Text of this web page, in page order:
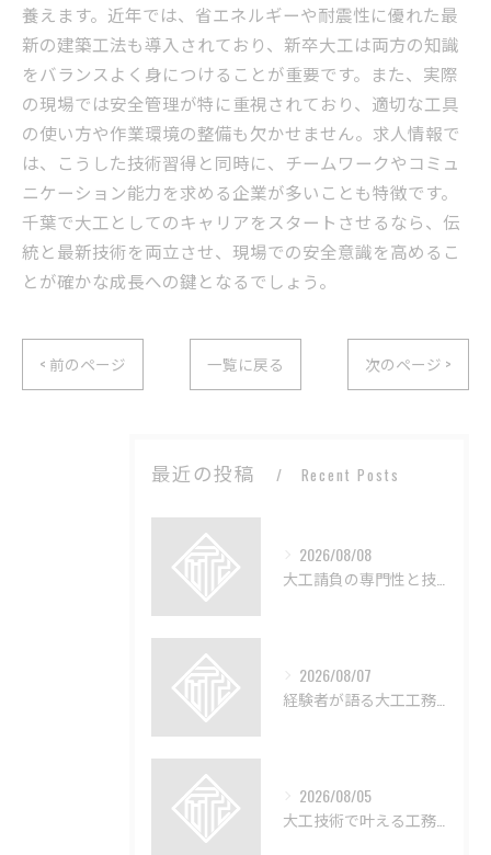
養えます。近年では、省エネルギーや耐震性に優れた最
新の建築工法も導入されており、新卒大工は両方の知識
をバランスよく身につけることが重要です。また、実際
の現場では安全管理が特に重視されており、適切な工具
の使い方や作業環境の整備も欠かせません。求人情報で
は、こうした技術習得と同時に、チームワークやコミュ
ニケーション能力を求める企業が多いことも特徴です。
千葉で大工としてのキャリアをスタートさせるなら、伝
統と最新技術を両立させ、現場での安全意識を高めるこ
とが確かな成長への鍵となるでしょう。
< 前のページ 一覧に戻る 次のページ >
最近の投稿 Recent Posts
2026/08/08
2026/08/07
2026/08/05